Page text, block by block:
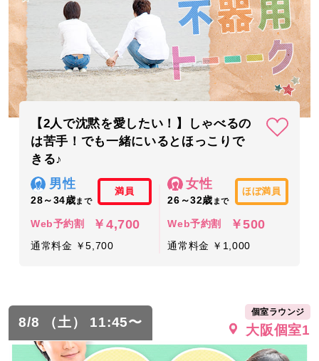
【2人で沈黙を愛したい！】しゃべるの
は苦手！でも一緒にいるとほっこりで
きる♪
男性
28～34歳まで
満員
Web予約割 ￥4,700
通常料金 ￥5,700
女性
26～32歳 まで
ほぼ満員
Web予約割 ￥500
通常料金 ￥1,000
8/8 （土） 11:45〜
個室ラウンジ
大阪個室1